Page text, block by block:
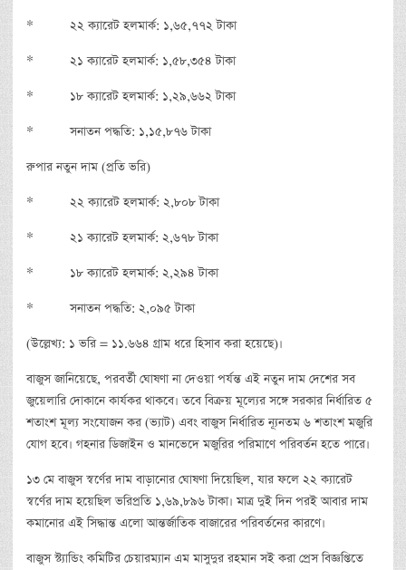
* ২২ ক্যারেট হলমার্ক: ১,৬৫,৭৭২ টাকা
* ২১ ক্যারেট হলমার্ক: ১,৫৮,৩৫৪ টাকা
* ১৮ ক্যারেট হলমার্ক: ১,২৯,৬৬২ টাকা
* সনাতন পদ্ধতি: ১,১৫,৮৭৬ টাকা
রুপার নতুন দাম (প্রতি ভরি)
* ২২ ক্যারেট হলমার্ক: ২,৮০৮ টাকা
* ২১ ক্যারেট হলমার্ক: ২,৬৭৮ টাকা
* ১৮ ক্যারেট হলমার্ক: ২,২৯৪ টাকা
* সনাতন পদ্ধতি: ২,০৯৫ টাকা
(উল্লেখ্য: ১ ভরি = ১১.৬৬৪ গ্রাম ধরে হিসাব করা হয়েছে)।
বাজুস জানিয়েছে, পরবর্তী ঘোষণা না দেওয়া পর্যন্ত এই নতুন দাম দেশের সব
জুয়েলারি দোকানে কার্যকর থাকবে। তবে বিক্রয় মূল্যের সঙ্গে সরকার নির্ধারিত ৫
শতাংশ মূল্য সংযোজন কর (ভ্যাট) এবং বাজুস নির্ধারিত ন্যূনতম ৬ শতাংশ মজুরি
যোগ হবে। গহনার ডিজাইন ও মানভেদে মজুরির পরিমাণে পরিবর্তন হতে পারে।
১৩ মে বাজুস স্বর্ণের দাম বাড়ানোর ঘোষণা দিয়েছিল, যার ফলে ২২ ক্যারেট
স্বর্ণের দাম হয়েছিল ভরিপ্রতি ১,৬৯,৮৯৬ টাকা। মাত্র দুই দিন পরই আবার দাম
কমানোর এই সিদ্ধান্ত এলো আন্তর্জাতিক বাজারের পরিবর্তনের কারণে।
বাজুস স্ট্যান্ডিং কমিটির চেয়ারম্যান এম মাসুদুর রহমান সই করা প্রেস বিজ্ঞপ্তিতে